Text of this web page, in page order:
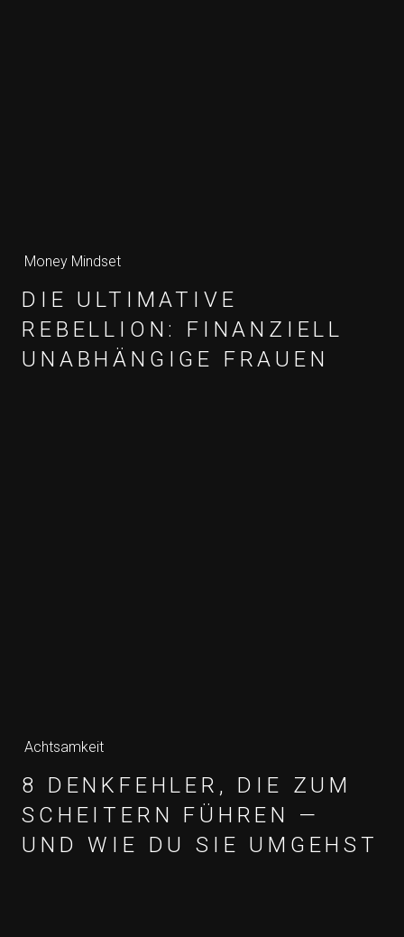
Money Mindset
DIE ULTIMATIVE
REBELLION: FINANZIELL
UNABHÄNGIGE FRAUEN
Achtsamkeit
8 DENKFEHLER, DIE ZUM
SCHEITERN FÜHREN —
UND WIE DU SIE UMGEHST